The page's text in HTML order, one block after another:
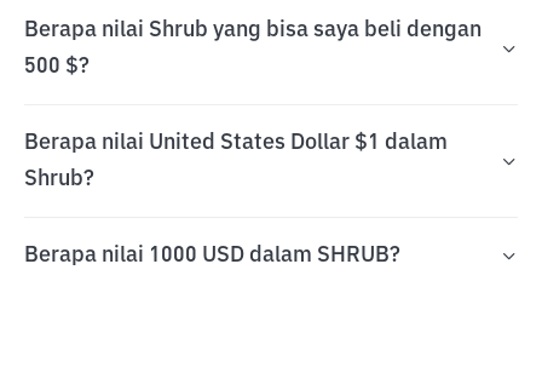
Berapa nilai Shrub yang bisa saya beli dengan
500 $?
Berapa nilai United States Dollar $1 dalam
Shrub?
Berapa nilai 1000 USD dalam SHRUB?